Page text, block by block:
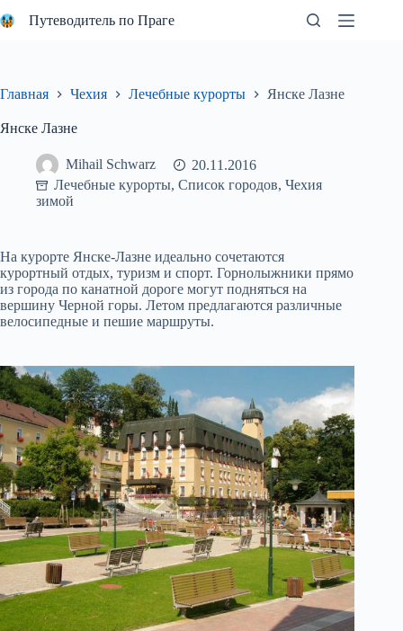
к
Путеводитель по Праге
Главная Чехия Лечебные курорты Янске Лазне
Янске Лазне
Mihail Schwarz
20.11.2016
Лечебные курорты, Список городов, Чехия
зимой
На курорте Янске-Лазне идеально сочетаются
курортный отдых, туризм и спорт. Горнолыжники прямо
из города по канатной дороге могут подняться на
вершину Черной горы. Летом предлагаются различные
велосипедные и пешие маршруты.